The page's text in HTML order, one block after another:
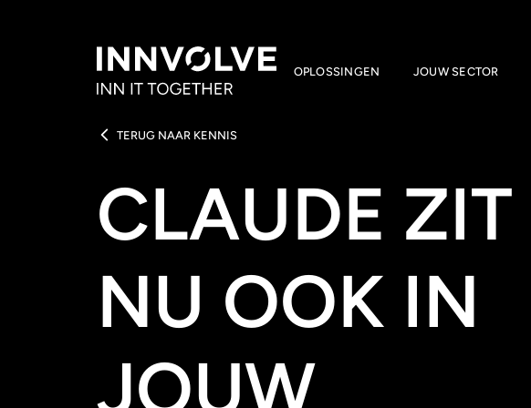
OPLOSSINGEN JOUW SECTOR
TERUG NAAR KENNIS
CLAUDE ZIT
NU OOK IN
JOUW